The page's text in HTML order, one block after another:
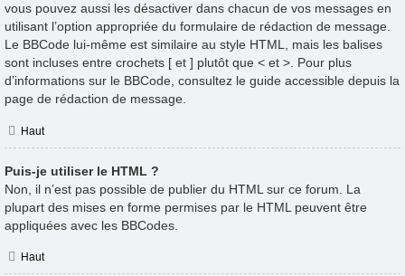
vous pouvez aussi les désactiver dans chacun de vos messages en
utilisant l’option appropriée du formulaire de rédaction de message.
Le BBCode lui-même est similaire au style HTML, mais les balises
sont incluses entre crochets [ et ] plutôt que < et >. Pour plus
d’informations sur le BBCode, consultez le guide accessible depuis la
page de rédaction de message.
Haut
Puis-je utiliser le HTML ?
Non, il n’est pas possible de publier du HTML sur ce forum. La
plupart des mises en forme permises par le HTML peuvent être
appliquées avec les BBCodes.
Haut